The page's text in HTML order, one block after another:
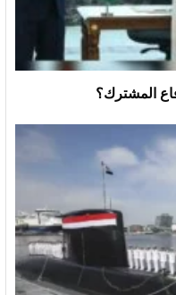
المشترك؟